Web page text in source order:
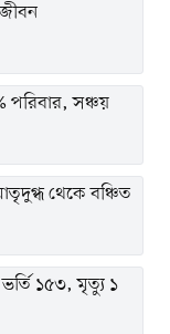
পরিবার, সঞ্চয়
থেকে বঞ্চিত
ভর্তি ১৫৩, মৃত্যু ১